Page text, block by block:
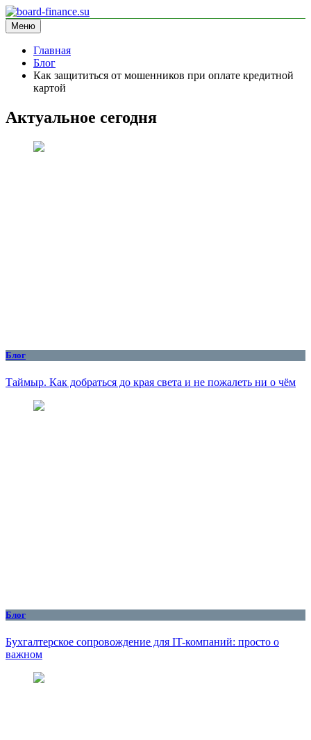
Перейти
к
содержимому
board-finance.su
блог про финансы
Меню
Главная
Блог
Как защититься от мошенников при оплате кредитной
картой
Актуальное сегодня
Блог
Таймыр. Как добраться до края света и не пожалеть ни о чём
Блог
Бухгалтерское сопровождение для IT-компаний: просто о
важном